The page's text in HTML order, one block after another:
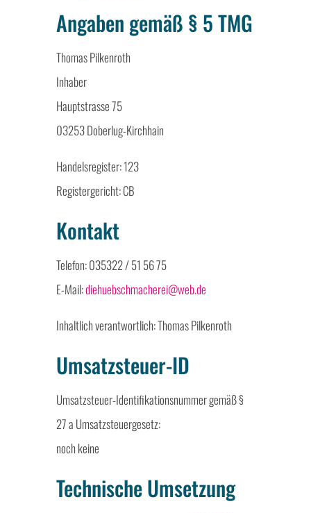
Angaben gemäß § 5 TMG
Thomas Pilkenroth
Inhaber
Hauptstrasse 75
03253 Doberlug-Kirchhain
Handelsregister: 123
Registergericht: CB
Kontakt
Telefon: 035322 / 51 56 75
E-Mail:diehuebschmacherei@web.de
Inhaltlich verantwortlich: Thomas Pilkenroth
Umsatzsteuer-ID
Umsatzsteuer-Identifikationsnummer gemäß §
27 a Umsatzsteuergesetz:
noch keine
Technische Umsetzung